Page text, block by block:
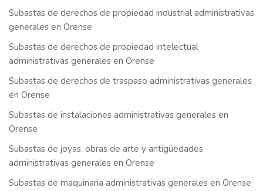
Subastas de derechos de propiedad industrial administrativas
generales en Orense
Subastas de derechos de propiedad intelectual
administrativas generales en Orense
Subastas de derechos de traspaso administrativas generales
en Orense
Subastas de instalaciones administrativas generales en
Orense
Subastas de joyas, obras de arte y antigüedades
administrativas generales en Orense
Subastas de maquinaria administrativas generales en Orense